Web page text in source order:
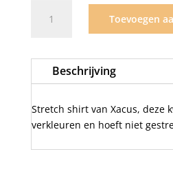
active
Toevoegen
Beschrijving
Stretch shirt van Xacus, deze
verkleuren en hoeft niet